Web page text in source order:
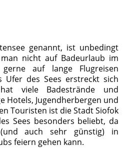
genannt, ist unbedingt
nicht auf Badeurlaub im
auf lange Flugreisen
Ufer des Sees erstreckt sich
viele Badestrände und
Hotels, Jugendherbergen und
Touristen ist die Stadt Siofok
Sees besonders beliebt, da
auch sehr günstig) in
feiern gehen kann.